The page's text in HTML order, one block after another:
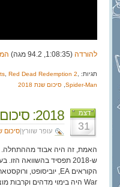
להורדה (1:08:35, 94.2 מגה)
תגיות: Red Dead Redemption 2
Spider-Man
סיכום שנת 2018
דצמ
31
2018: סיכום שנה – עופר
עופר שוורץ|סיכום
האמת, זה היה אבוד מההתחלה.